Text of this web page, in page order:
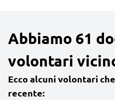
Abbiamo 61
volontari
Ecco alcuni volontari
recente: